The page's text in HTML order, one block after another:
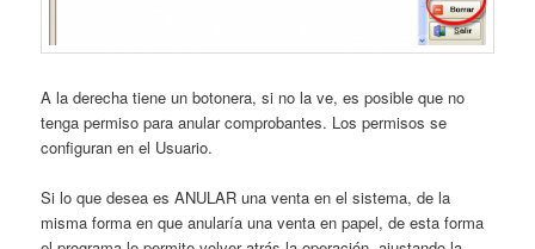
A la derecha tiene un botonera, si no la ve, es posible que no
tenga permiso para anular comprobantes. Los permisos se
configuran en el Usuario.
Si lo que desea es ANULAR una venta en el sistema, de la
misma forma en que anularía una venta en papel, de esta forma